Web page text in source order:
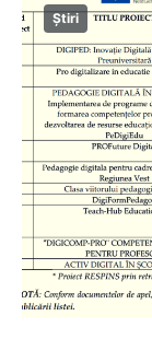
Știri